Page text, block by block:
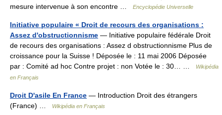
mesure intervenue à son encontre …
Encyclopédie Universelle
Initiative populaire « Droit de recours des organisations :
Assez d'obstructionnisme — Initiative populaire fédérale Droit
de recours des organisations : Assez d obstructionnisme Plus de
croissance pour la Suisse ! Déposée le : 11 mai 2006 Déposée
par : Comité ad hoc Contre projet : non Votée le : 30… …
Wikipédia
en Français
Droit D'asile En France — Introduction Droit des étrangers
(France) …
Wikipédia en Français